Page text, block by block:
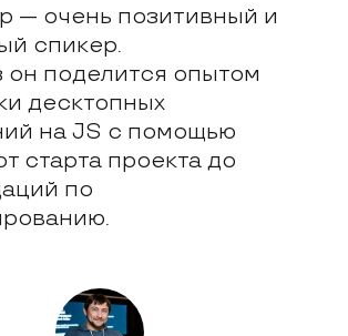
— очень позитивный и
спикер.
он поделится опытом
десктопных
на JS с помощью
старта проекта до
по